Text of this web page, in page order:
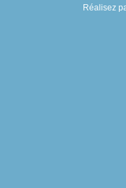
Réalisez